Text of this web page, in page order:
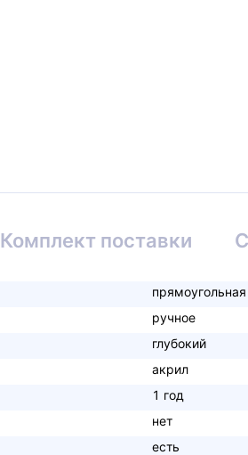
Комплект поставки
прямоугольная
ручное
глубокий
акрил
1 год
нет
есть